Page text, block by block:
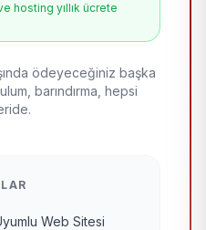
hosting yıllık ücrete
ödeyeceğiniz başka
barındırma, hepsi
Web Sitesi